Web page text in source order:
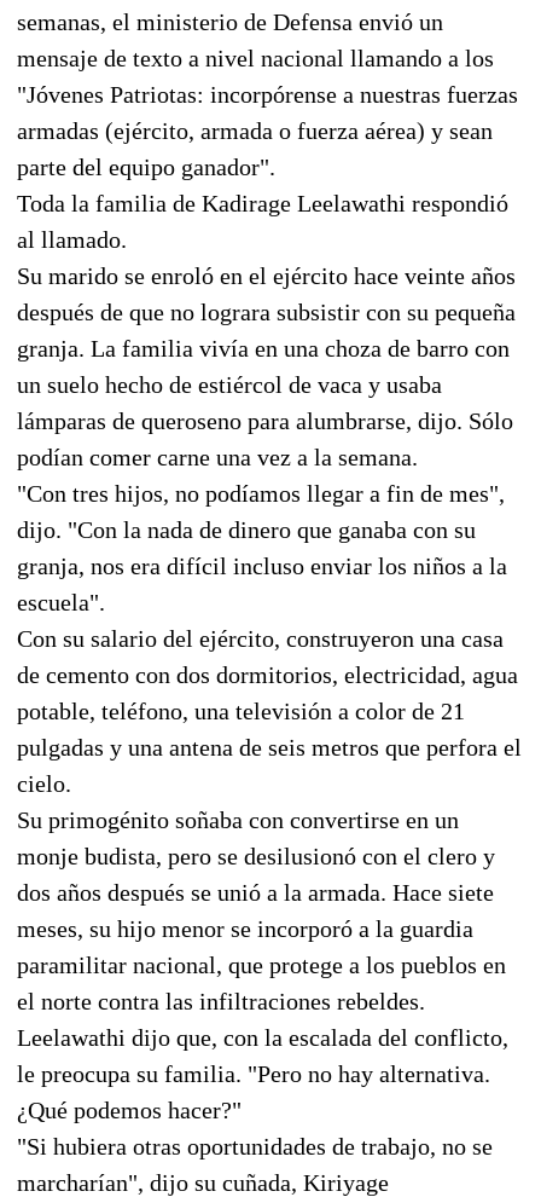
semanas, el ministerio de Defensa envió un
mensaje de texto a nivel nacional llamando a los
"Jóvenes Patriotas: incorpórense a nuestras fuerzas
armadas (ejército, armada o fuerza aérea) y sean
parte del equipo ganador".
Toda la familia de Kadirage Leelawathi respondió
al llamado.
Su marido se enroló en el ejército hace veinte años
después de que no lograra subsistir con su pequeña
granja. La familia vivía en una choza de barro con
un suelo hecho de estiércol de vaca y usaba
lámparas de queroseno para alumbrarse, dijo. Sólo
podían comer carne una vez a la semana.
"Con tres hijos, no podíamos llegar a fin de mes",
dijo. "Con la nada de dinero que ganaba con su
granja, nos era difícil incluso enviar los niños a la
escuela".
Con su salario del ejército, construyeron una casa
de cemento con dos dormitorios, electricidad, agua
potable, teléfono, una televisión a color de 21
pulgadas y una antena de seis metros que perfora el
cielo.
Su primogénito soñaba con convertirse en un
monje budista, pero se desilusionó con el clero y
dos años después se unió a la armada. Hace siete
meses, su hijo menor se incorporó a la guardia
paramilitar nacional, que protege a los pueblos en
el norte contra las infiltraciones rebeldes.
Leelawathi dijo que, con la escalada del conflicto,
le preocupa su familia. "Pero no hay alternativa.
¿Qué podemos hacer?"
"Si hubiera otras oportunidades de trabajo, no se
marcharían", dijo su cuñada, Kiriyage